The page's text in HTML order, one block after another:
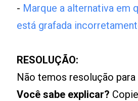
- Marque a alternativa em
está grafada
RESOLUÇÃO:
Não temos resolução
Você sabe explicar?